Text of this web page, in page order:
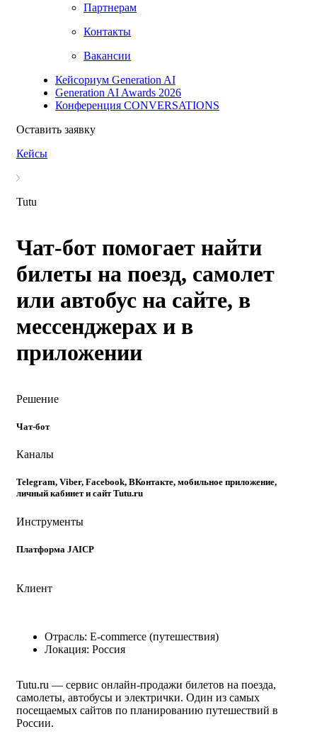
Партнерам
Контакты
Вакансии
Кейсориум Generation AI
Generation AI Awards 2026
Конференция CONVERSATIONS
Оставить заявку
Кейсы
Tutu
Чат-бот помогает найти
билеты на поезд, самолет
или автобус на сайте, в
мессенджерах и в
приложении
Решение
Чат-бот
Каналы
Telegram, Viber, Facebook, ВКонтакте, мобильное приложение,
личный кабинет и сайт Tutu.ru
Инструменты
Платформа JAICP
Клиент
Отрасль: E-commerce (путешествия)
Локация: Россия
Tutu.ru — сервис онлайн-продажи билетов на поезда,
самолеты, автобусы и электрички. Один из самых
посещаемых сайтов по планированию путешествий в
России.